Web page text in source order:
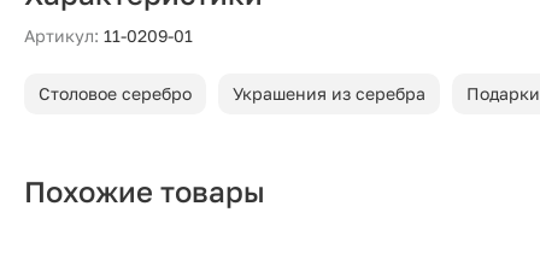
Артикул: 11-0209-01
Столовое серебро Украшения из серебра
Похожие товары